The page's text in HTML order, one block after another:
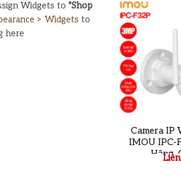
Widgets to "Shop
> Widgets to
here
Camera IP
IMOU IPC-
Hãng,